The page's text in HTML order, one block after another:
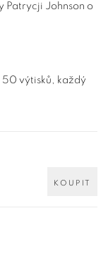
Patrycji Johnson o
výtisků, každý
KOUPIT